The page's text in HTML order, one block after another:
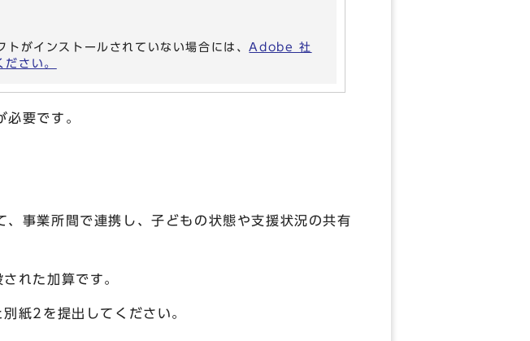
がインストールされていない場合には、Adobe 社
さい。
要です。
事業所間で連携し、子どもの状態や支援状況の共有
算です。
れた加算です。
紙2を提出してください。